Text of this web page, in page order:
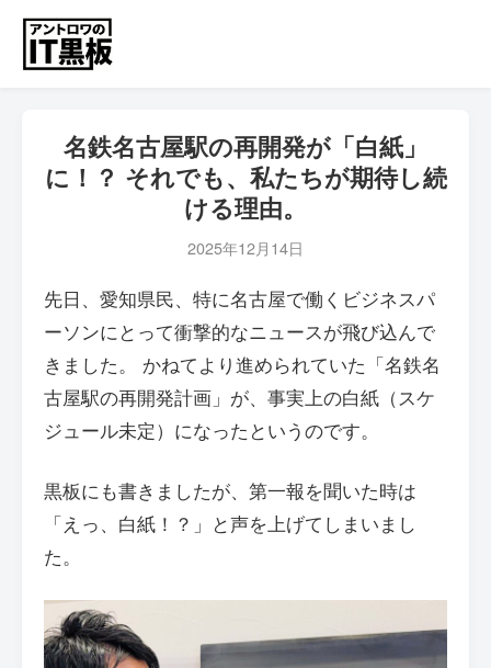
名鉄名古屋駅の再開発が「白紙」
に！？ それでも、私たちが期待し続
ける理由。
2025年12月14日
先日、愛知県民、特に名古屋で働くビジネスパ
ーソンにとって衝撃的なニュースが飛び込んで
きました。 かねてより進められていた「名鉄名
古屋駅の再開発計画」が、事実上の白紙（スケ
ジュール未定）になったというのです。
黒板にも書きましたが、第一報を聞いた時は
「えっ、白紙！？」と声を上げてしまいまし
た。